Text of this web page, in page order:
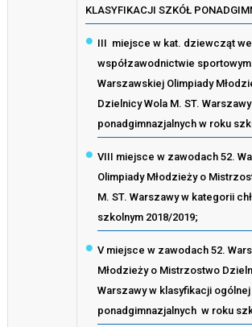
KLASYFIKACJI SZKÓŁ
III miejsce w kat. dziewcząt we
współzawodnictwie sportowym
Warszawskiej Olimpiady
Dzielnicy Wola M. ST.
ponadgimnazjalnych w roku
VIII miejsce w zawodach 52.
Olimpiady Młodzieży o
M. ST. Warszawy w kategorii
szkolnym 2018/2019;
V miejsce w zawodach 52.
Młodzieży o Mistrzostwo
Warszawy w klasyfikacji ogólnej
ponadgimnazjalnych w roku